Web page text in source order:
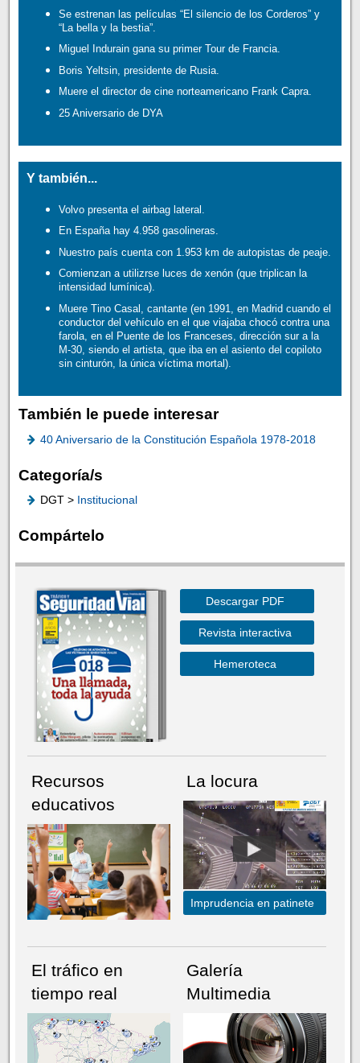
Se estrenan las películas “El silencio de los Corderos” y
“La bella y la bestia”.
Miguel Indurain gana su primer Tour de Francia.
Boris Yeltsin, presidente de Rusia.
Muere el director de cine norteamericano Frank Capra.
25 Aniversario de DYA
Y también...
Volvo presenta el airbag lateral.
En España hay 4.958 gasolineras.
Nuestro país cuenta con 1.953 km de autopistas de peaje.
Comienzan a utilizrse luces de xenón (que triplican la
intensidad lumínica).
Muere Tino Casal, cantante (en 1991, en Madrid cuando el
conductor del vehículo en el que viajaba chocó contra una
farola, en el Puente de los Franceses, dirección sur a la
M-30, siendo el artista, que iba en el asiento del copiloto
sin cinturón, la única víctima mortal).
También le puede interesar
40 Aniversario de la Constitución Española 1978-2018
Categoría/s
DGT > Institucional
Compártelo
Descargar PDF
Revista interactiva
Hemeroteca
Recursos
educativos
La locura
Imprudencia en patinete
El tráfico en
tiempo real
Galería
Multimedia